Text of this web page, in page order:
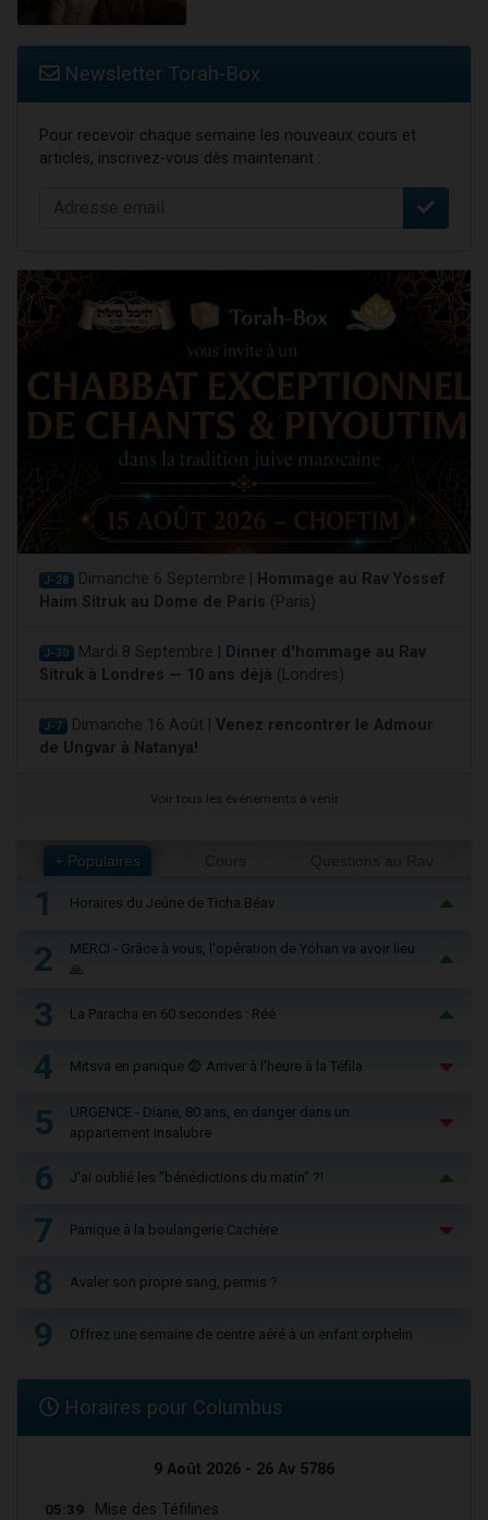
Newsletter Torah-Box
Pour recevoir chaque semaine les nouveaux cours et
articles, inscrivez-vous dès maintenant :
J-28 Dimanche 6 Septembre |
Hommage au Rav Yossef
Haim Sitruk au Dome de Paris (Paris)
J-30 Mardi 8 Septembre |
Dinner d'hommage au Rav
Sitruk à Londres — 10 ans déjà (Londres)
J-7 Dimanche 16 Août | Venez rencontrer le Admour
de Ungvar à Natanya!
Voir tous les événements à venir
+ Populaires
1 Horaires du Jeûne de Ticha Béav
2
MERCI - Grâce à vous, l'opération de Yohan va avoir lieu
🙏
3 La Paracha en 60 secondes : Réé
4 Mitsva en panique 😨 Arriver à l'heure à la Téfila
5
URGENCE - Diane, 80 ans, en danger dans un
appartement insalubre
6 J'ai oublié les "bénédictions du matin" ?!
7 Panique à la boulangerie Cachère
8 Avaler son propre sang, permis ?
9 Offrez une semaine de centre aéré à un enfant orphelin
Horaires pour Columbus
9 Août 2026 - 26 Av 5786
05:39 Mise des Téfilines